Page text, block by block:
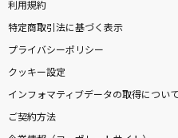
利用規約
特定商取引法に基づく表示
プライバシーポリシー
クッキー設定
インフォマティブデータの取得について
ご契約方法